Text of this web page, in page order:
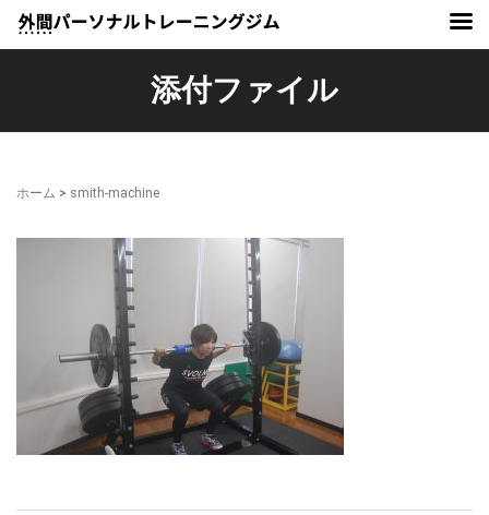
添付ファイル
ホーム > smith-machine